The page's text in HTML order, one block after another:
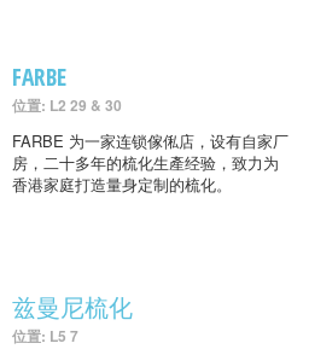
FARBE
位置: L2 29 & 30
FARBE 为一家连锁傢俬店，设有自家厂
房，二十多年的梳化生產经验，致力为
香港家庭打造量身定制的梳化。
兹曼尼梳化
位置: L5 7